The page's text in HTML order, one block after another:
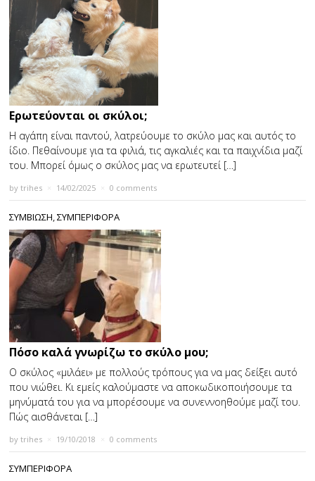
Ερωτεύονται οι σκύλοι;
Η αγάπη είναι παντού, λατρεύουμε το σκύλο μας και αυτός το
ίδιο. Πεθαίνουμε για τα φιλιά, τις αγκαλιές και τα παιχνίδια μαζί
του. Μπορεί όμως ο σκύλος μας να ερωτευτεί […]
bytrihes 14/02/2025 0 comments
ΣΥΜΒΙΩΣΗ,ΣΥΜΠΕΡΙΦΟΡΑ
Πόσο καλά γνωρίζω το σκύλο μου;
Ο σκύλος «μιλάει» με πολλούς τρόπους για να μας δείξει αυτό
που νιώθει. Κι εμείς καλούμαστε να αποκωδικοποιήσουμε τα
μηνύματά του για να μπορέσουμε να συνεννοηθούμε μαζί του.
Πώς αισθάνεται […]
bytrihes 19/10/2018 0 comments
ΣΥΜΠΕΡΙΦΟΡΑ